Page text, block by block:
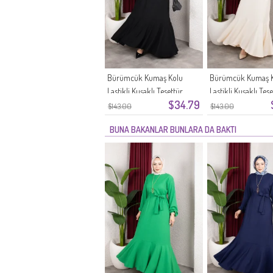
$143.00 $34.79
Bürümcük Kumaş Kolu
Lastikli Kuşaklı Tesettür
Elbise 0911-11 Siyah
$143.00
Bürümcük Kumaş
Lastikli Kuşaklı
Elbise 0911-10 Ekru
BUNA BAKANLAR BUNLARA DA BAKTI